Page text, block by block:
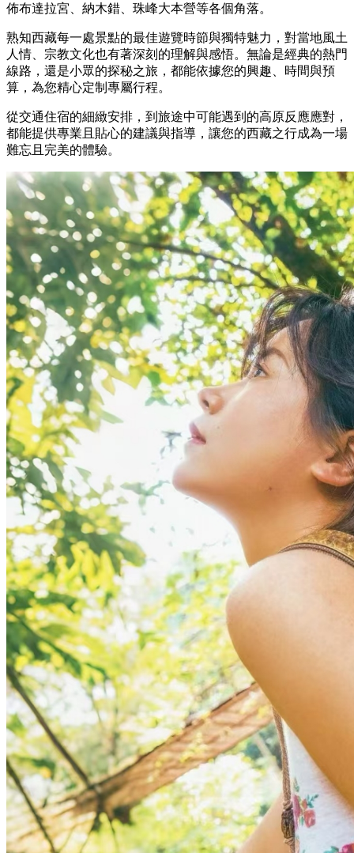
佈布達拉宮、納木錯、珠峰大本營等各個角落。
熟知西藏每一處景點的最佳遊覽時節與獨特魅力，對當地風土
人情、宗教文化也有著深刻的理解與感悟。無論是經典的熱門
線路，還是小眾的探秘之旅，都能依據您的興趣、時間與預
算，為您精心定制專屬行程。
從交通住宿的細緻安排，到旅途中可能遇到的高原反應應對，
都能提供專業且貼心的建議與指導，讓您的西藏之行成為一場
難忘且完美的體驗。